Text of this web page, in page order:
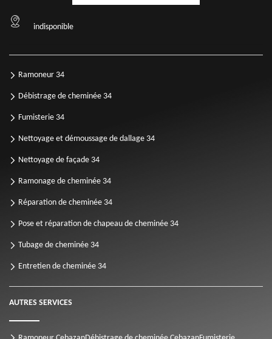
indisponible
Ramoneur 34
Débistrage de cheminée 34
Fumisterie 34
Nettoyage et démoussage de dallage 34
Nettoyage de façade 34
Ramonage de cheminée 34
Réparation de cheminée 34
Pose et réparation de chapeau de cheminée 34
Tubage de cheminée 34
Entretien de cheminée 34
AUTRES SERVICES